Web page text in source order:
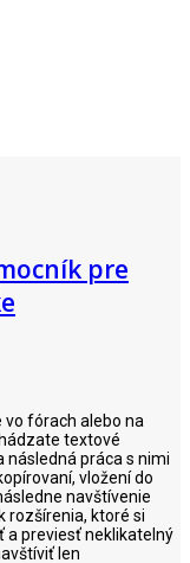
pre
vo fórach alebo na
textové
práca s nimi
vložení do
navštívenie
rozšírenia, ktoré si
a previesť neklikatelný
len